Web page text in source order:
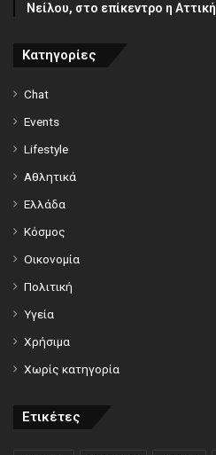
Νείλου, στο επίκεντρο η Αττική
Κατηγορίες
Chat
Events
Lifestyle
Αθλητικά
Ελλάδα
Κόσμος
Οικονομία
Πολιτική
Υγεία
Χρήσιμα
Χωρίς κατηγορία
Ετικέτες